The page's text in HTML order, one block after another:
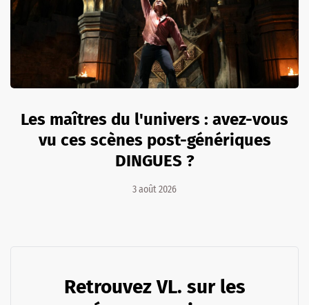
Les maîtres du l'univers : avez-vous
vu ces scènes post-génériques
DINGUES ?
3 août 2026
Retrouvez VL. sur les